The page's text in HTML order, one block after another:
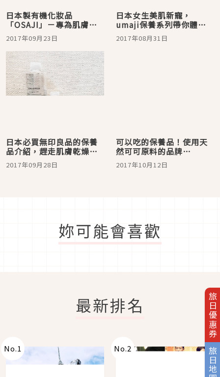
旅日優惠券
旅日地圖
日本製有機化妝品
「OSAJI」－專為肌膚特
別設計的天然保養品
2017年09月23日
日本女生美肌新寵，
umaji保養系列帶你體驗
柚子的力量！
2017年08月31日
日本必買無印良品的保養
品介紹，趕走肌膚乾燥就
靠這幾款♡
2017年09月28日
可以吃的保養品！使用天
然可可原料的品牌
「CACAO 365」日本新登
場
2017年10月12日
妳可能會喜歡
最新排名
No.1 No.2